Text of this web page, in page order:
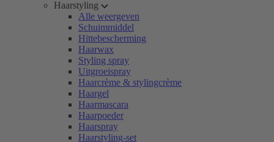
Haarstyling
Alle weergeven
Schuimmiddel
Hittebescherming
Haarwax
Styling spray
Uitgroeispray
Haarcrème & stylingcrème
Haargel
Haarmascara
Haarpoeder
Haarspray
Haarstyling-set